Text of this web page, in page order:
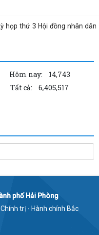
họp thứ 3 Hội đồng nhân dân
vấn thuỷ lợi Hải Phòng
nội bộ được sửa đổi, bổ sung
nước hoặc xuất khẩu của
nước hoặc xuất khẩu của
nước hoặc xuất khẩu của
Hôm nay:
14,743
Tất cả: 6,405,517
phố Hải Phòng
trị - Hành chính Bắc